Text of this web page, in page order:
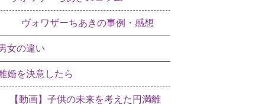
ヴォワザーちあきの事例・感想
女の違い
婚を決意したら
【動画】子供の未来を考えた円満離